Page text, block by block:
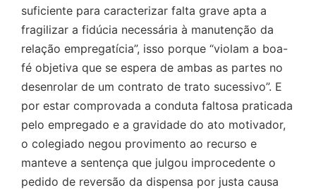
suficiente para caracterizar falta grave apta a
fragilizar a fidúcia necessária à manutenção da
relação empregatícia”, isso porque “violam a boa-
fé objetiva que se espera de ambas as partes no
desenrolar de um contrato de trato sucessivo”. E
por estar comprovada a conduta faltosa praticada
pelo empregado e a gravidade do ato motivador,
o colegiado negou provimento ao recurso e
manteve a sentença que julgou improcedente o
pedido de reversão da dispensa por justa causa